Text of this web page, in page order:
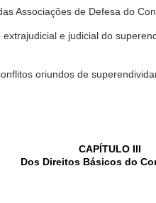
Associações de Defesa do
extrajudicial e judicial do
oriundos de
CAPÍTULO III
Dos Direitos Básicos do